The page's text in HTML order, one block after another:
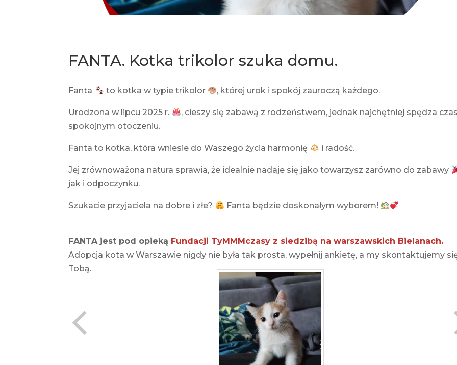
FANTA. Kotka trikolor szuka domu.
Fanta to kotka w typie trikolor , której urok i spokój zauroczą każdego.
Urodzona w lipcu 2025 r.
, cieszy się zabawą z rodzeństwem, jednak najchętniej spędza
spokojnym otoczeniu.
Fanta to kotka, która wniesie do Waszego życia harmonię i radość.
Jej zrównoważona natura sprawia, że idealnie nadaje się jako towarzysz zarówno do zabawy
jak i odpoczynku.
Szukacie przyjaciela na dobre i złe? Fanta będzie doskonałym wyborem!
FANTA jest pod opieką Fundacji TyMMMczasy z siedzibą na warszawskich Bielanach.
Adopcja kota w Warszawie nigdy nie była tak prosta, wypełnij ankietę, a my skontaktujemy
Tobą.